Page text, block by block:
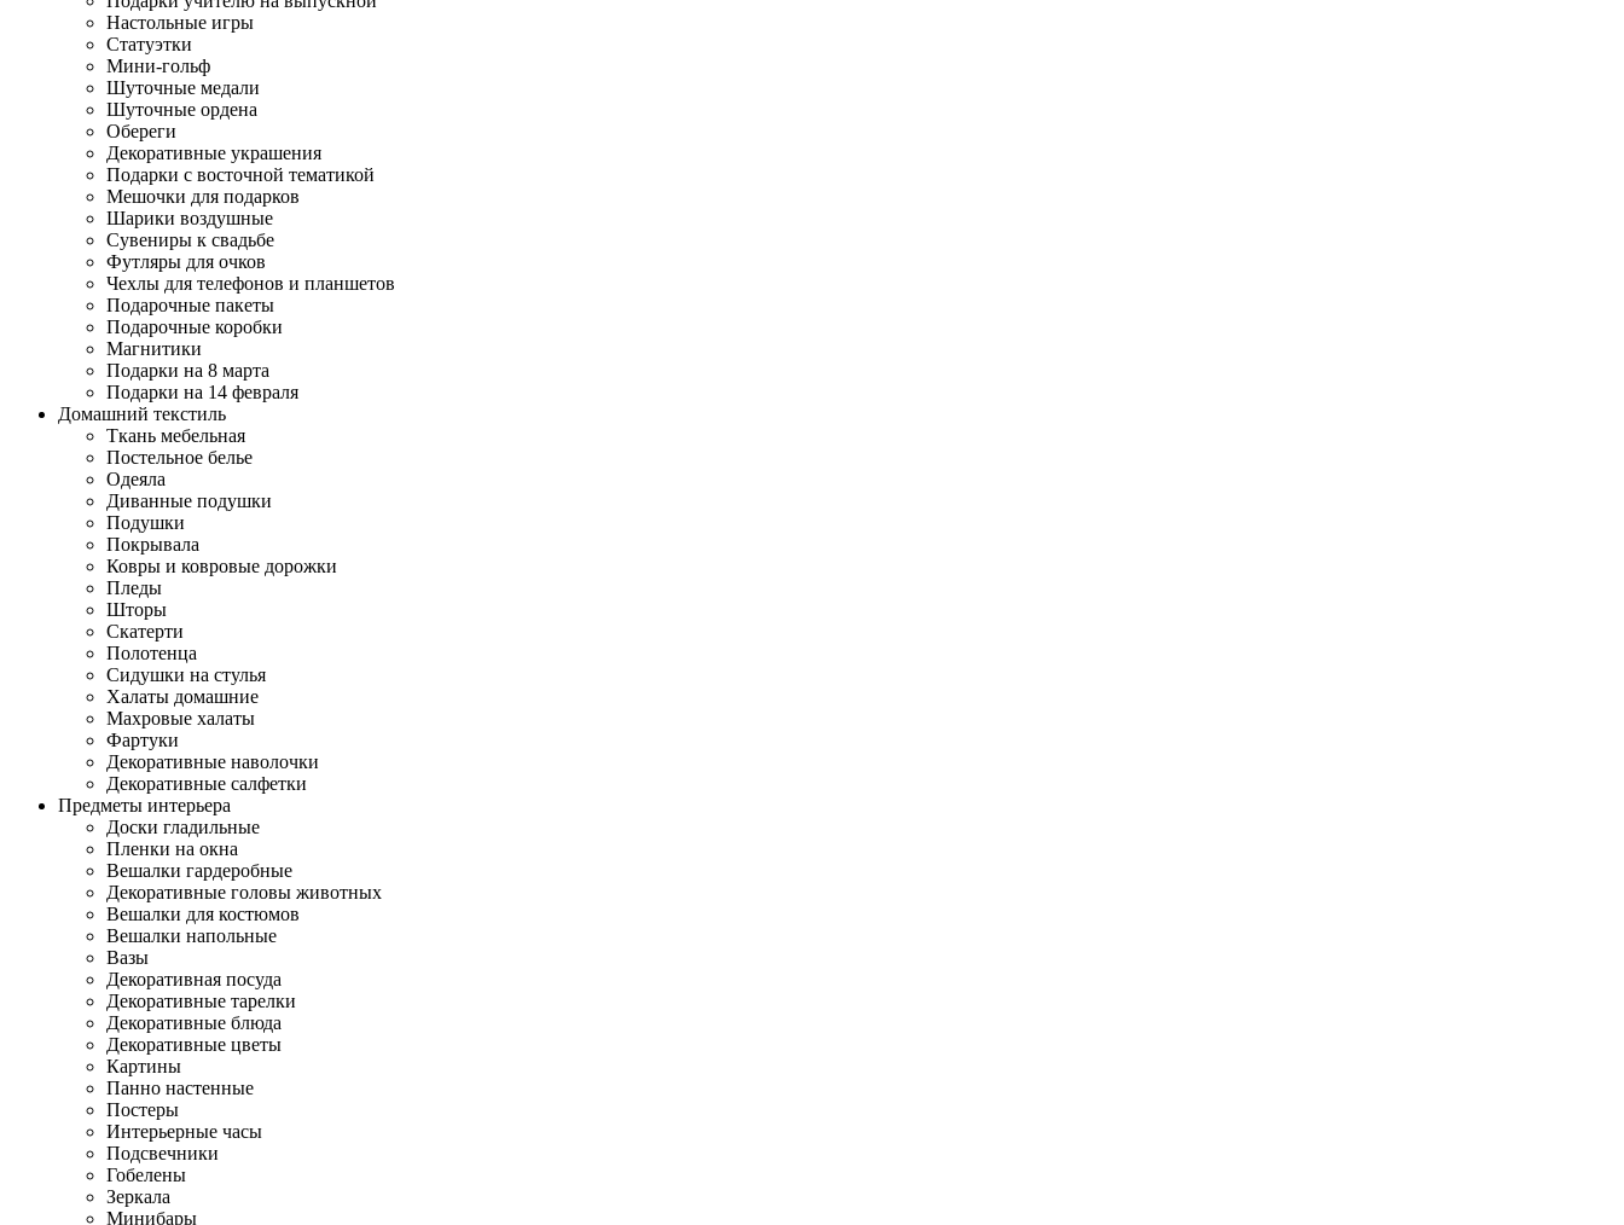
Настольные игры
Статуэтки
Мини-гольф
Шуточные медали
Шуточные ордена
Обереги
Декоративные украшения
Подарки с восточной тематикой
Мешочки для подарков
Шарики воздушные
Сувениры к свадьбе
Футляры для очков
Чехлы для телефонов и планшетов
Подарочные пакеты
Подарочные коробки
Магнитики
Подарки на 8 марта
Подарки на 14 февраля
Домашний текстиль
Ткань мебельная
Постельное белье
Одеяла
Диванные подушки
Подушки
Покрывала
Ковры и ковровые дорожки
Пледы
Шторы
Скатерти
Полотенца
Сидушки на стулья
Халаты домашние
Махровые халаты
Фартуки
Декоративные наволочки
Декоративные салфетки
Предметы интерьера
Доски гладильные
Пленки на окна
Вешалки гардеробные
Декоративные головы животных
Вешалки для костюмов
Вешалки напольные
Вазы
Декоративная посуда
Декоративные тарелки
Декоративные блюда
Декоративные цветы
Картины
Панно настенные
Постеры
Интерьерные часы
Подсвечники
Гобелены
Зеркала
Минибары